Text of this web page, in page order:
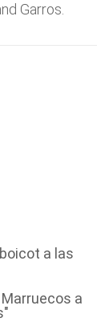
Garros.
a las
a